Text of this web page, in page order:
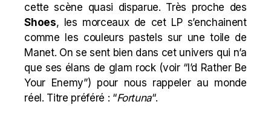
cette scène quasi disparue. Très proche des
Shoes, les morceaux de cet LP s’enchainent
comme les couleurs pastels sur une toile de
Manet. On se sent bien dans cet univers qui n’a
que ses élans de glam rock (voir “I’d Rather Be
Your Enemy”) pour nous rappeler au monde
réel. Titre préféré : “Fortuna“.